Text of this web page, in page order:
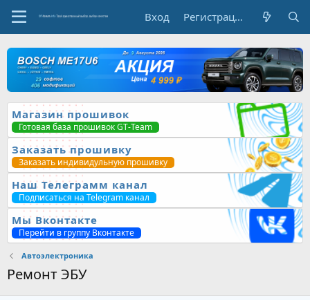
Вход Регистрация
Магазин прошивок
Готовая база прошивок GT-Team
Заказать прошивку
Заказать индивидульную прошивку
Наш Телеграмм канал
Подписаться на Telegram канал
Мы Вконтакте
Перейти в группу Вконтакте
Автоэлектроника
Ремонт ЭБУ